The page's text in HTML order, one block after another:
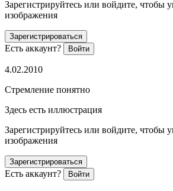
Зарегистрируйтесь или войдите, чтобы
изображения
Зарегистрироваться
Есть аккаунт? Войти
4.02.2010
Стремление понятно
Здесь есть иллюстрация
Зарегистрируйтесь или войдите, чтобы
изображения
Зарегистрироваться
Есть аккаунт? Войти